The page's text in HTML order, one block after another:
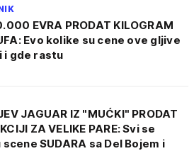
EVRA PRODAT KILOGRAM
Evo kolike su cene ove gljive
i gde rastu
JAGUAR IZ "MUĆKI" PRODAT
ZA VELIKE PARE: Svi se
SUDARA sa Del Bojem i